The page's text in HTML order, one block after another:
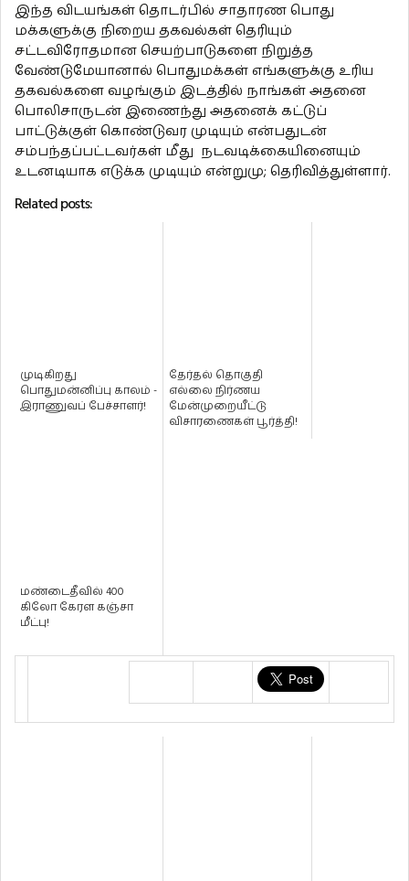
இந்த விடயங்கள் தொடர்பில் சாதாரண பொது
மக்களுக்கு நிறைய தகவல்கள் தெரியும்
சட்டவிரோதமான செயற்பாடுகளை நிறுத்த
வேண்டுமேயானால் பொதுமக்கள் எங்களுக்கு உரிய
தகவல்களை வழங்கும் இடத்தில் நாங்கள் அதனை
பொலிசாருடன் இணைந்து அதனைக் கட்டுப்
பாட்டுக்குள் கொண்டுவர முடியும் என்பதுடன்
சம்பந்தப்பட்டவர்கள் மீது நடவடிக்கையினையும்
உடனடியாக எடுக்க முடியும் என்றுமு; தெரிவித்துள்ளார்.
Related posts:
முடிகிறது
பொதுமன்னிப்பு காலம் -
இராணுவப் பேச்சாளர்!
தேர்தல் தொகுதி
எல்லை நிர்ணய
மேன்முறையீட்டு
விசாரணைகள் பூர்த்தி!
மண்டைதீவில் 400
கிலோ கேரள கஞ்சா
மீட்பு!